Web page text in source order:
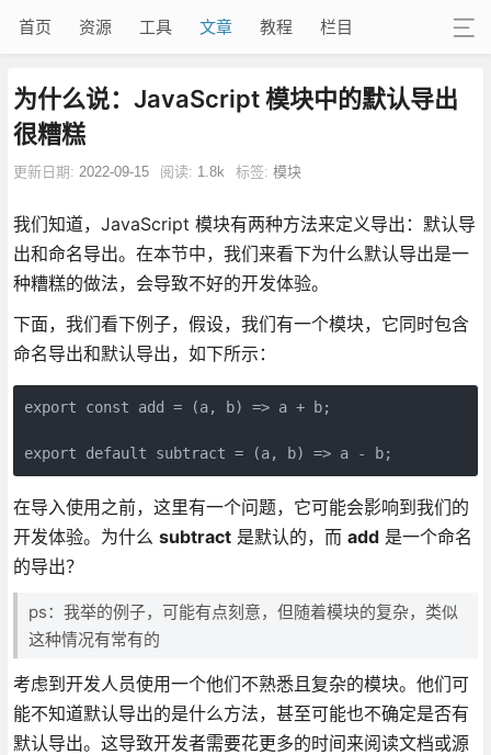
首页 资源 工具 文章 教程 栏目
为什么说：JavaScript 模块中的默认导出
很糟糕
更新日期: 2022-09-15 阅读: 1.8k 标签: 模块
我们知道，JavaScript 模块有两种方法来定义导出：默认导
出和命名导出。在本节中，我们来看下为什么默认导出是一
种糟糕的做法，会导致不好的开发体验。
下面，我们看下例子，假设，我们有一个模块，它同时包含
命名导出和默认导出，如下所示：
export const add = (a, b) => a + b;
export default subtract = (a, b) => a - b;
在导入使用之前，这里有一个问题，它可能会影响到我们的
开发体验。为什么 subtract是默认的，而 add是一个命名
的导出？
ps：我举的例子，可能有点刻意，但随着模块的复杂，类似
这种情况有常有的
考虑到开发人员使用一个他们不熟悉且复杂的模块。他们可
能不知道默认导出的是什么方法，甚至可能也不确定是否有
默认导出。这导致开发者需要花更多的时间来阅读文档或源